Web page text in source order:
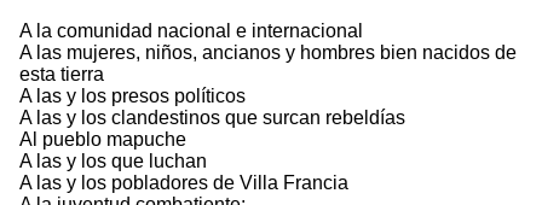
A la comunidad nacional e internacional
A las mujeres, niños, ancianos y hombres bien nacidos de
esta tierra
A las y los presos políticos
A las y los clandestinos que surcan rebeldías
Al pueblo mapuche
A las y los que luchan
A las y los pobladores de Villa Francia